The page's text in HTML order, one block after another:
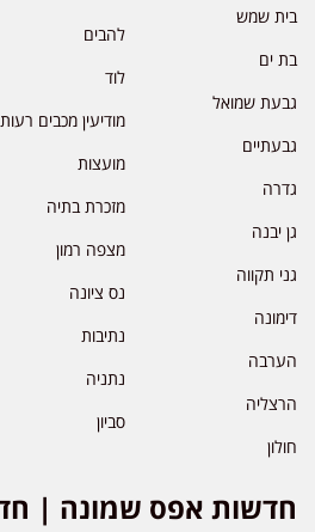
בית שמש
בת ים
גבעת שמואל
גבעתיים
גדרה
גן יבנה
גני תקווה
דימונה
הערבה
הרצליה
חולון
להבים
לוד
מודיעין מכבים רעות
מועצות
מזכרת בתיה
מצפה רמון
נס ציונה
נתיבות
נתניה
סביון